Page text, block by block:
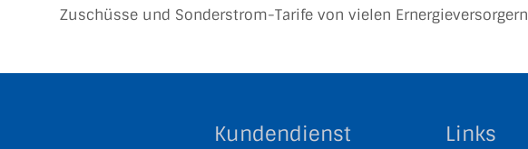
Zuschüsse und Sonderstrom-Tarife von vielen Ernergieversorgern
Kundendienst Links